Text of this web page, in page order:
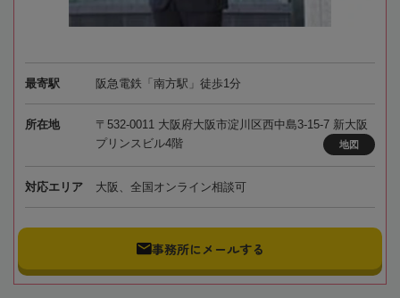
最寄駅 阪急電鉄「南方駅」徒歩1分
所在地
〒532-0011 大阪府大阪市淀川区西中島3-15-7 新大阪
プリンスビル4階
地図
対応エリア 大阪、全国オンライン相談可
事務所にメールする